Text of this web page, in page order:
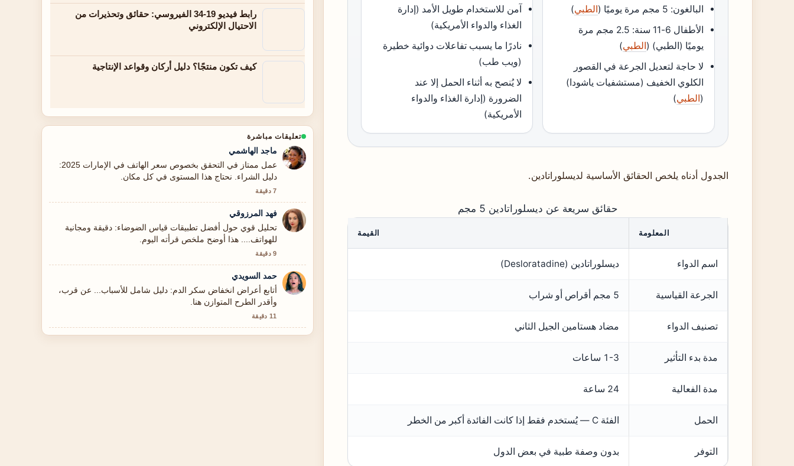
البالغون: 5 مجم مرة يوميًا ( الطبي)
الأطفال 6-11 سنة: 2.5 مجم مرة
يوميًا (الطبي) (الطبي)
لا حاجة لتعديل الجرعة في القصور
الكلوي الخفيف (مستشفيات ياشودا)
(الطبي)
آمن للاستخدام طويل الأمد (إدارة
الغذاء والدواء الأمريكية)
نادرًا ما يسبب تفاعلات دوائية خطيرة
(ويب طب)
لا يُنصح به أثناء الحمل إلا عند
الضرورة (إدارة الغذاء والدواء
الأمريكية)
الجدول أدناه يلخص الحقائق الأساسية لديسلوراتادين.
حقائق سريعة عن ديسلوراتادين 5 مجم
المعلومة القيمة
اسم الدواء ديسلوراتادين (Desloratadine)
الجرعة القياسية 5 مجم أقراص أو شراب
تصنيف الدواء مضاد هستامين الجيل الثاني
مدة بدء التأثير 1-3 ساعات
مدة الفعالية 24 ساعة
الحمل الفئة C — يُستخدم فقط إذا كانت الفائدة أكبر من الخطر
التوفر بدون وصفة طبية في بعض الدول
رابط فيديو 19-34 الفيروسي: حقائق وتحذيرات من
الاحتيال الإلكتروني
كيف تكون منتجًا؟ دليل أركان وقواعد الإنتاجية
تعليقات مباشرة
ماجد الهاشمي
عمل ممتاز في التحقق بخصوص سعر الهاتف في الإمارات 2025:
دليل الشراء. نحتاج هذا المستوى في كل مكان.
7 دقيقة
فهد المرزوقي
تحليل قوي حول أفضل تطبيقات قياس الضوضاء: دقيقة ومجانية
للهواتف.... هذا أوضح ملخص قرأته اليوم.
9 دقيقة
حمد السويدي
أتابع أعراض انخفاض سكر الدم: دليل شامل للأسباب... عن قرب،
وأقدر الطرح المتوازن هنا.
11 دقيقة